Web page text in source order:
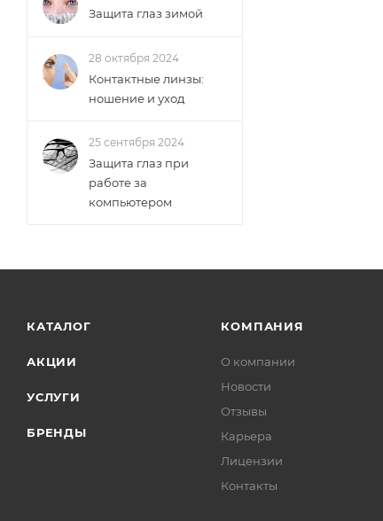
Защита глаз зимой
28 октября 2024
Контактные линзы:
ношение и уход
25 сентября 2024
Защита глаз при
работе за
компьютером
КАТАЛОГ
АКЦИИ
УСЛУГИ
БРЕНДЫ
КОМПАНИЯ
О компании
Новости
Отзывы
Карьера
Лицензии
Контакты